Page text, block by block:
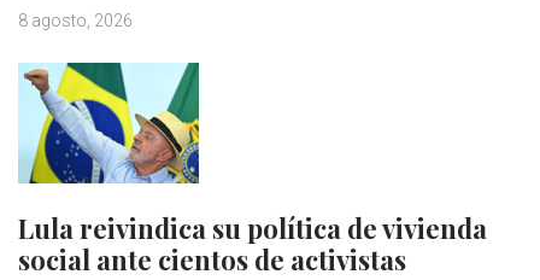
8 agosto, 2026
Lula reivindica su política de vivienda
social ante cientos de activistas